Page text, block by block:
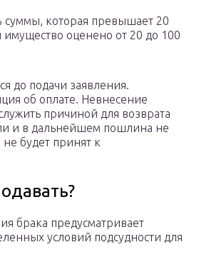
суммы, которая превышает 20
имущество оценено от 20 до 100
до подачи заявления.
об оплате. Невнесение
причиной для возврата
и в дальнейшем пошлина не
не будет принят к
брака предусматривает
условий подсудности для